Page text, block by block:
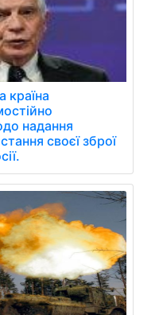
країна
надання
своєї зброї